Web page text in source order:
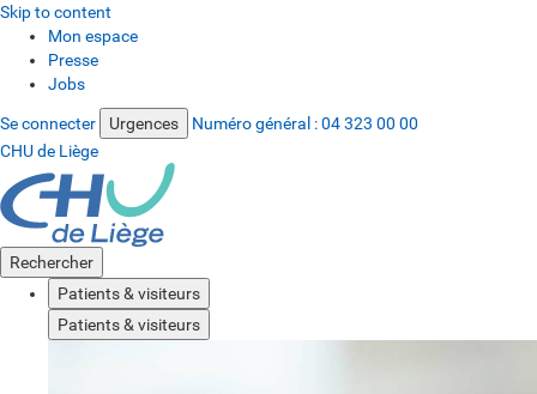
Skip to content
Mon espace
Presse
Jobs
Se connecter Urgences Numéro général :04 323 00 00
CHU de Liège
Rechercher
Patients & visiteurs
Patients & visiteurs